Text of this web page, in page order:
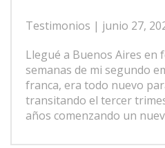
Testimonios | junio 27,
Llegué a Buenos Aires en
semanas de mi segundo
franca, era todo nuevo
transitando el tercer
años comenzando un